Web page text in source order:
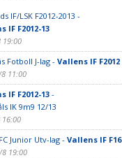
IF/LSK F2012-2013 -
IF F2012-13
19:00
Fotboll J-lag - Vallens IF F2012
11:00
IF F2012-13-
IK 9m9 12/13
16:00
Junior Utv-lag - Vallens IF F16
19:00